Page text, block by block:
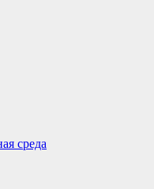
среда